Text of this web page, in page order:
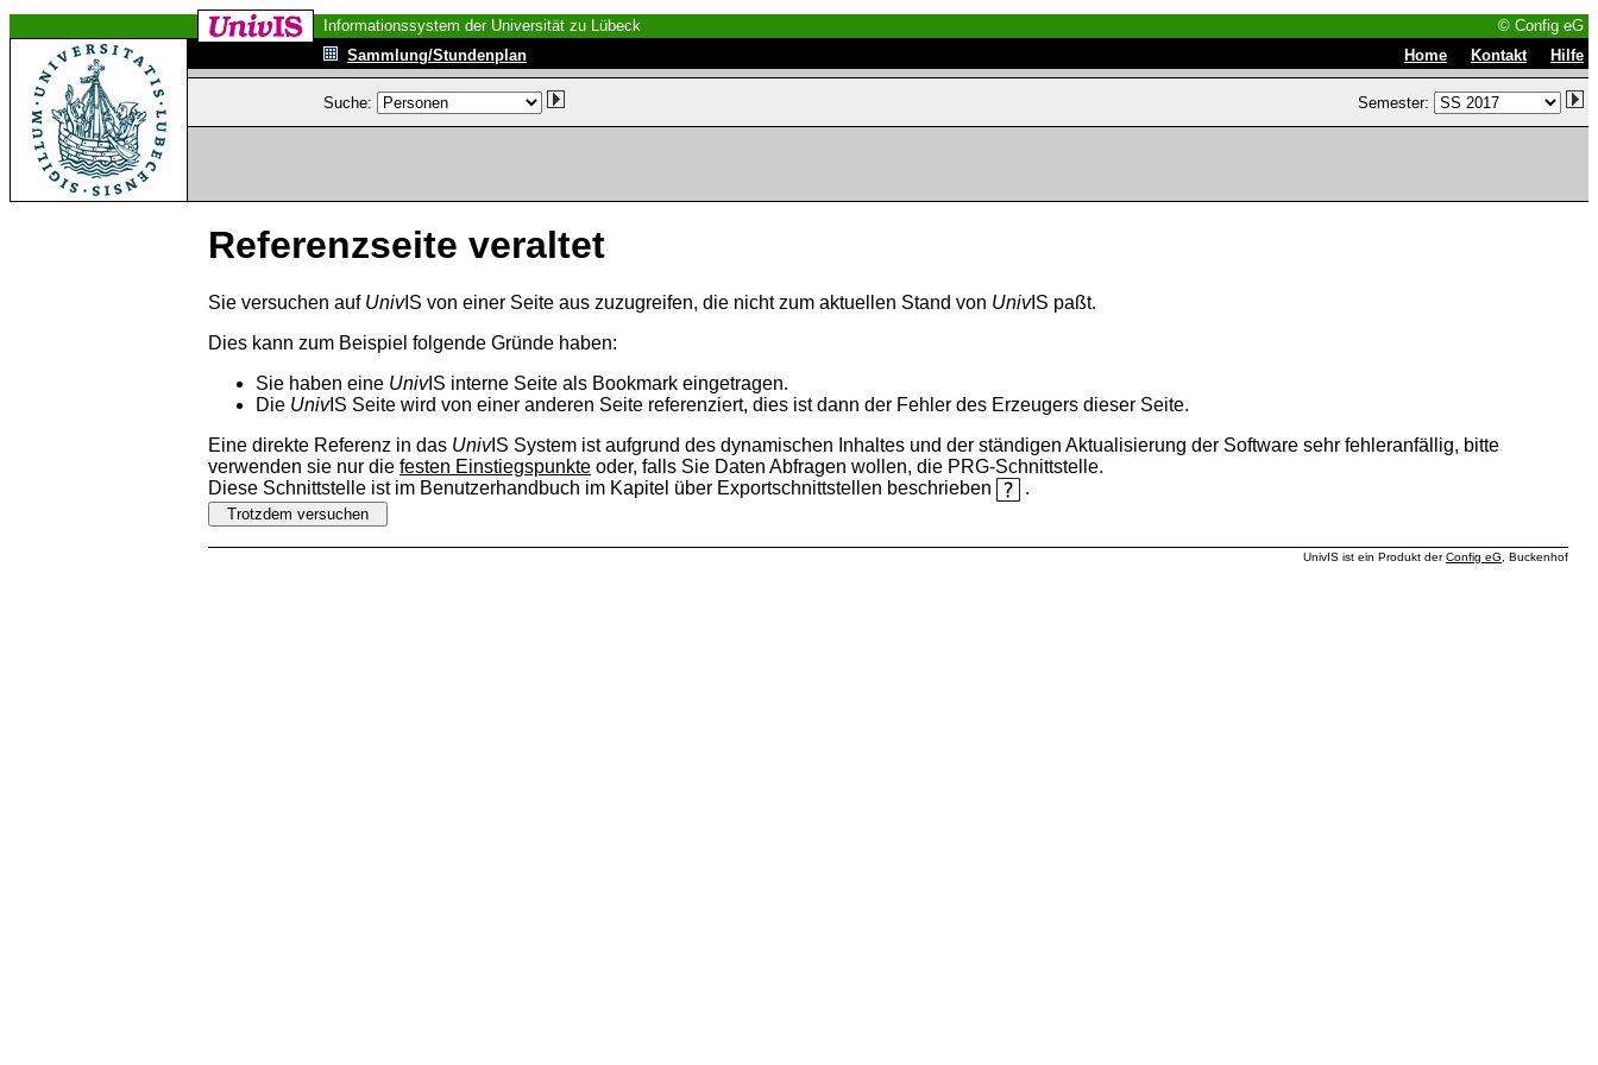
Informationssystem der Universität zu Lübeck
© Config eG
Sammlung/Stundenplan
Home Kontakt Hilfe
Suche: Semester:
Referenzseite veraltet
Sie versuchen auf UnivIS von einer Seite aus zuzugreifen, die nicht zum aktuellen Stand von UnivIS paßt.
Dies kann zum Beispiel folgende Gründe haben:
Sie haben eine UnivIS interne Seite als Bookmark eingetragen.
Die UnivIS Seite wird von einer anderen Seite referenziert, dies ist dann der Fehler des Erzeugers dieser Seite.
Eine direkte Referenz in das UnivIS System ist aufgrund des dynamischen Inhaltes und der ständigen Aktualisierung der Software sehr fehleranfällig, bitte
verwenden sie nur die festen Einstiegspunkte oder, falls Sie Daten Abfragen wollen, die PRG-Schnittstelle.
Diese Schnittstelle ist im Benutzerhandbuch im Kapitel über Exportschnittstellen beschrieben
.
UnivIS ist ein Produkt derConfig eG , Buckenhof